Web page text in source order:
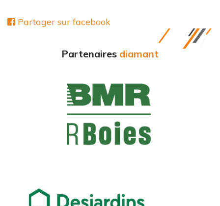
Partager sur facebook
Partenaires diamant